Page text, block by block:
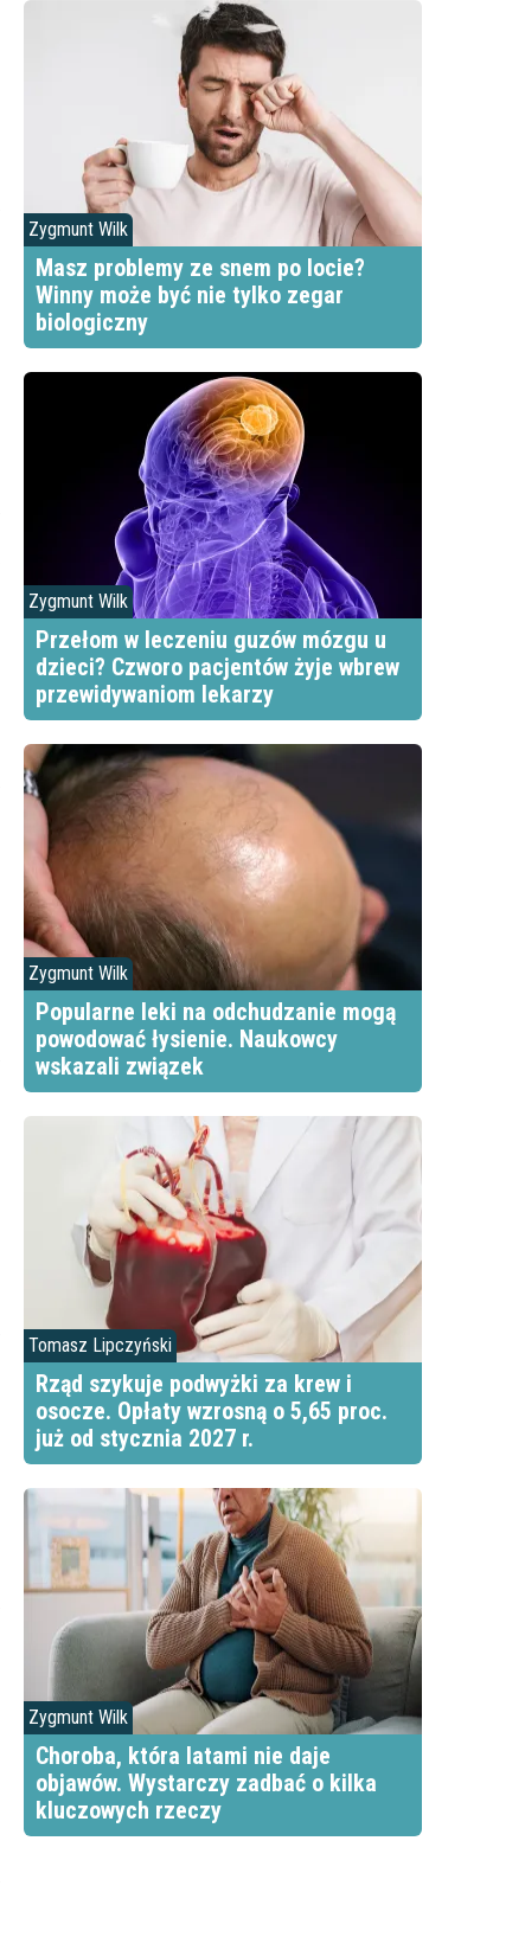
Zygmunt Wilk
Masz problemy ze snem po locie?
Winny może być nie tylko zegar
biologiczny
Zygmunt Wilk
Przełom w leczeniu guzów mózgu u
dzieci? Czworo pacjentów żyje wbrew
przewidywaniom lekarzy
Zygmunt Wilk
Popularne leki na odchudzanie mogą
powodować łysienie. Naukowcy
wskazali związek
Tomasz Lipczyński
Rząd szykuje podwyżki za krew i
osocze. Opłaty wzrosną o 5,65 proc.
już od stycznia 2027 r.
Zygmunt Wilk
Choroba, która latami nie daje
objawów. Wystarczy zadbać o kilka
kluczowych rzeczy